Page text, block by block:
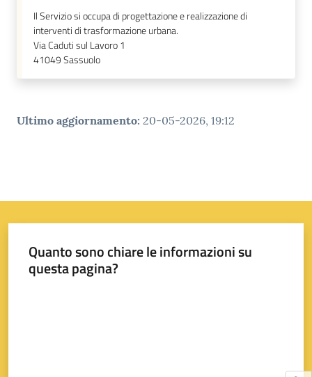
Seguici
Il Servizio si occupa di progettazione e realizzazione di
interventi di trasformazione urbana.
Via Caduti sul Lavoro 1
41049Sassuolo
Ultimo aggiornamento: 20-05-2026, 19:12
Quanto sono chiare le informazioni su
questa pagina?